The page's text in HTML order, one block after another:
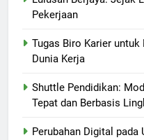
Pekerjaan
Tugas Biro Karier
Dunia Kerja
Shuttle Pendidikan:
Tepat dan Berbasis
Perubahan Digital